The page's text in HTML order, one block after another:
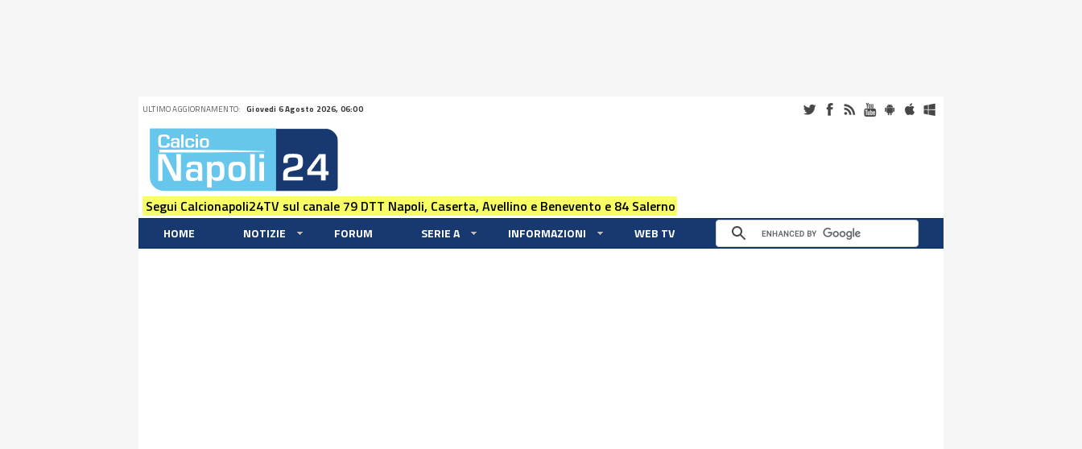
ULTIMO AGGIORNAMENTO: Giovedi 6 Agosto 2026, 06:00
Segui Calcionapoli24TV sul canale 79 DTT Napoli, Caserta, Avellino e Benevento e 84 Salerno
HOME NOTIZIE FORUM SERIE A INFORMAZIONI WEB TV